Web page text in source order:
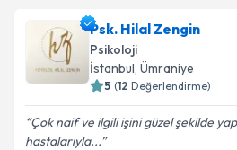
Psk. Hilal Zengin
Psikoloji
İstanbul, Ümraniye
5 (12 Değerlendirme)
Çok naif ve ilgili işini güzel şekilde
hastalarıyla...